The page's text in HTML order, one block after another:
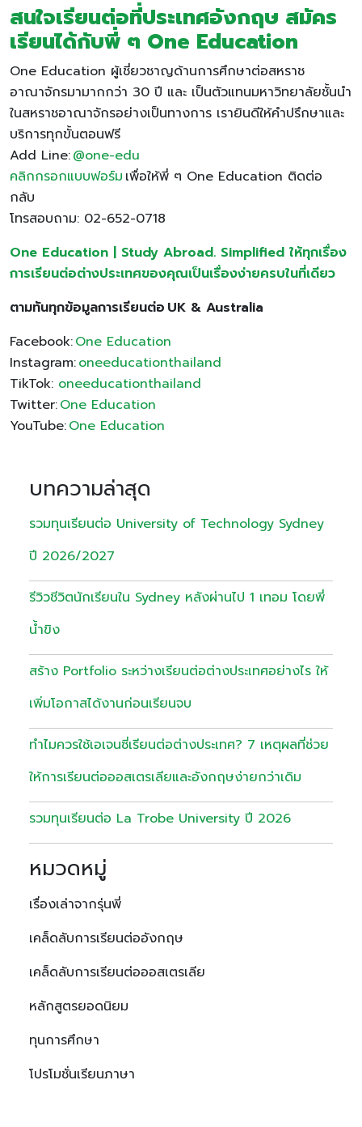
สนใจเรียนต่อที่ประเทศอังกฤษ สมัคร
เรียนได้กับพี่ ๆ One Education
One Education ผู้เชี่ยวชาญด้านการศึกษาต่อสหราช
อาณาจักรมามากกว่า 30 ปี และ เป็นตัวแทนมหาวิทยาลัยชั้นนำ
ในสหราชอาณาจักรอย่างเป็นทางการ เรายินดีให้คำปรึกษาและ
บริการทุกขั้นตอนฟรี
Add Line:@one-edu
คลิกกรอกแบบฟอร์ม เพื่อให้พี่ ๆ One Education ติดต่อ
กลับ
โทรสอบถาม: 02-652-0718
One Education | Study Abroad. Simplified ให้ทุกเรื่อง
การเรียนต่อต่างประเทศของคุณเป็นเรื่องง่ายครบในที่เดียว
ตามทันทุกข้อมูลการเรียนต่อ UK & Australia
Facebook:One Education
Instagram:oneeducationthailand
TikTok: oneeducationthailand
Twitter:One Education
YouTube:One Education
บทความล่าสุด
รวมทุนเรียนต่อ University of Technology Sydney
ปี 2026/2027
รีวิวชีวิตนักเรียนใน Sydney หลังผ่านไป 1 เทอม โดยพี่
น้ำขิง
สร้าง Portfolio ระหว่างเรียนต่อต่างประเทศอย่างไร ให้
เพิ่มโอกาสได้งานก่อนเรียนจบ
ทำไมควรใช้เอเจนซี่เรียนต่อต่างประเทศ? 7 เหตุผลที่ช่วย
ให้การเรียนต่อออสเตรเลียและอังกฤษง่ายกว่าเดิม
รวมทุนเรียนต่อ La Trobe University ปี 2026
หมวดหมู่
เรื่องเล่าจากรุ่นพี่
เคล็ดลับการเรียนต่ออังกฤษ
เคล็ดลับการเรียนต่อออสเตรเลีย
หลักสูตรยอดนิยม
ทุนการศึกษา
โปรโมชั่นเรียนภาษา